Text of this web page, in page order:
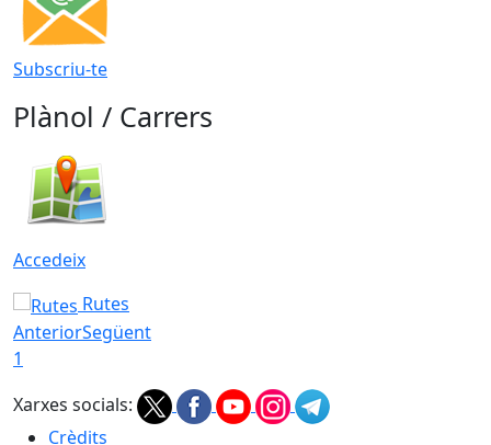
Subscriu-te
Plànol / Carrers
Accedeix
Rutes
AnteriorSegüent
1
Xarxes socials:
Crèdits